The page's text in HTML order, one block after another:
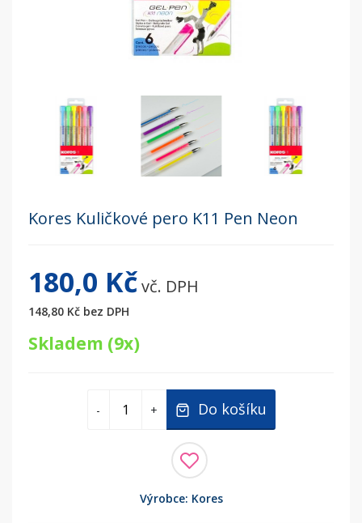
Kores Kuličkové pero K11 Pen Neon
180,0 Kčvč. DPH
148,80 Kč bez DPH
Skladem (9x)
- + Do košíku
Výrobce: Kores